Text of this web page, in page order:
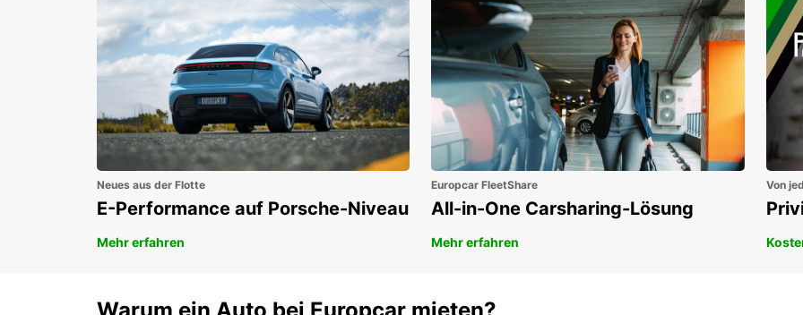
Neues aus der Flotte
E-Performance auf Porsche-Niveau
Mehr erfahren
Europcar FleetShare
All-in-One Carsharing-Lösung
Mehr erfahren
Von